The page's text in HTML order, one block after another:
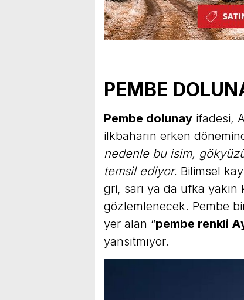
PEMBE
Pembe dolunay ifadesi,
ilkbaharın erken
nedenle bu isim,
temsil ediyor. Bilimsel
gri, sarı ya da ufka
gözlemlenecek. Pembe
yer alan “pembe renkli
yansıtmıyor.